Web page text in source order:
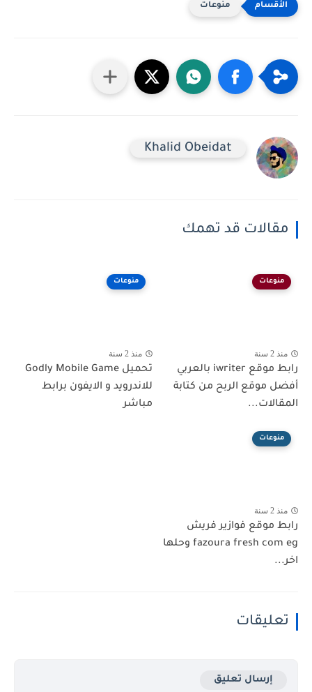
منوعات
Khalid Obeidat
مقالات قد تهمك
منوعات
منذ 2 سنة
رابط موقع iwriter بالعربي
أفضل موقع الربح من كتابة
المقالات...
منوعات
منذ 2 سنة
تحميل Godly Mobile Game
للاندرويد و الايفون برابط
مباشر
منوعات
منذ 2 سنة
رابط موقع فوازير فريش
fazoura fresh com eg وحلها
اخر...
تعليقات
إرسال تعليق